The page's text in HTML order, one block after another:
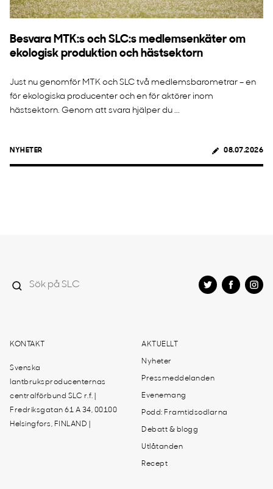
Besvara MTK:s och SLC:s medlemsenkäter om
ekologisk produktion och hästsektorn
Just nu genomför MTK och SLC två medlemsbarometrar – en
för ekologiska producenter och en för aktörer inom
hästsektorn. Genom att svara hjälper du ...
NYHETER 08.07.2026
KONTAKT
Svenska
lantbruksproducenternas
centralförbund SLC r.f. |
Fredriksgatan 61 A 34, 00100
Helsingfors, FINLAND |
AKTUELLT
Nyheter
Pressmeddelanden
Evenemang
Podd: Framtidsodlarna
Debatt & blogg
Utlåtanden
Recept